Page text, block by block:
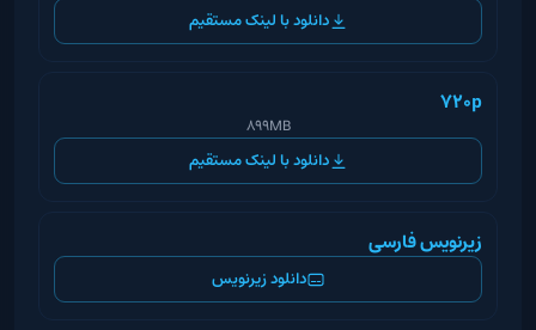
دانلود با لینک مستقیم
720p
899MB
دانلود با لینک مستقیم
زیرنویس فارسی
دانلود زیرنویس